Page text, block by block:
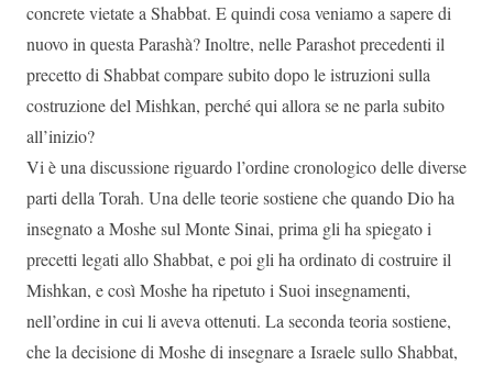
concrete vietate a Shabbat. E quindi cosa veniamo a sapere di
nuovo in questa Parashà? Inoltre, nelle Parashot precedenti il
precetto di Shabbat compare subito dopo le istruzioni sulla
costruzione del Mishkan, perché qui allora se ne parla subito
all’inizio?
Vi è una discussione riguardo l’ordine cronologico delle diverse
parti della Torah. Una delle teorie sostiene che quando Dio ha
insegnato a Moshe sul Monte Sinai, prima gli ha spiegato i
precetti legati allo Shabbat, e poi gli ha ordinato di costruire il
Mishkan, e così Moshe ha ripetuto i Suoi insegnamenti,
nell’ordine in cui li aveva ottenuti. La seconda teoria sostiene,
che la decisione di Moshe di insegnare a Israele sullo Shabbat,